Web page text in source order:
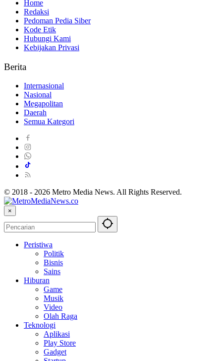
Home
Redaksi
Pedoman Pedia Siber
Kode Etik
Hubungi Kami
Kebijakan Privasi
Berita
Internasional
Nasional
Megapolitan
Daerah
Semua Kategori
© 2018 - 2026 Metro Media News. All Rights Reserved.
×
Peristiwa
Politik
Bisnis
Sains
Hiburan
Game
Musik
Video
Olah Raga
Teknologi
Aplikasi
Play Store
Gadget